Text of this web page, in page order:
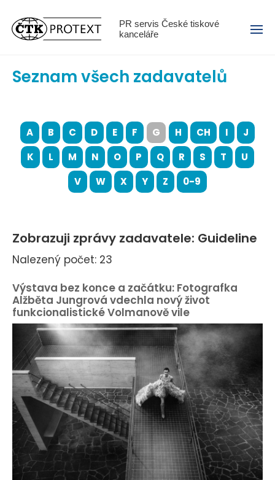
PR servis České tiskové
kanceláře
Menu
Seznam všech zadavatelů
A B C D E F G H CH I
J
K
L M N O P Q R S T
U
V
W X Y Z 0-9
Zobrazuji zprávy zadavatele: Guideline
Nalezený počet: 23
Výstava bez konce a začátku: Fotografka
Alžběta Jungrová vdechla nový život
funkcionalistické Volmanově vile